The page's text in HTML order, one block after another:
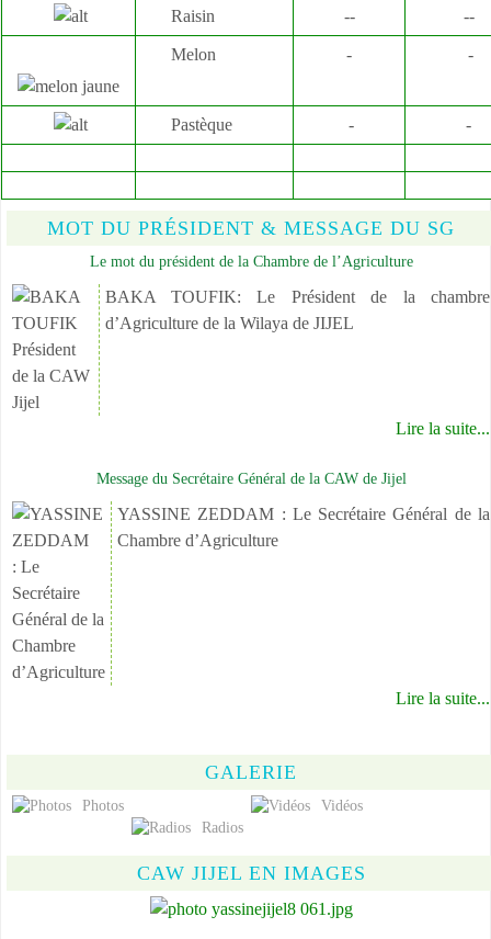
Raisin -- --
Melon - -
Pastèque - -
MOT DU PRÉSIDENT & MESSAGE DU SG
Le mot du président de la Chambre de l’Agriculture
BAKA TOUFIK: Le Président de la chambre
d’Agriculture de la Wilaya de JIJEL
Lire la suite...
Message du Secrétaire Général de la CAW de Jijel
YASSINE ZEDDAM : Le Secrétaire Général de la
Chambre d’Agriculture
Lire la suite...
GALERIE
Photos
Vidéos
Radios
CAW JIJEL EN IMAGES